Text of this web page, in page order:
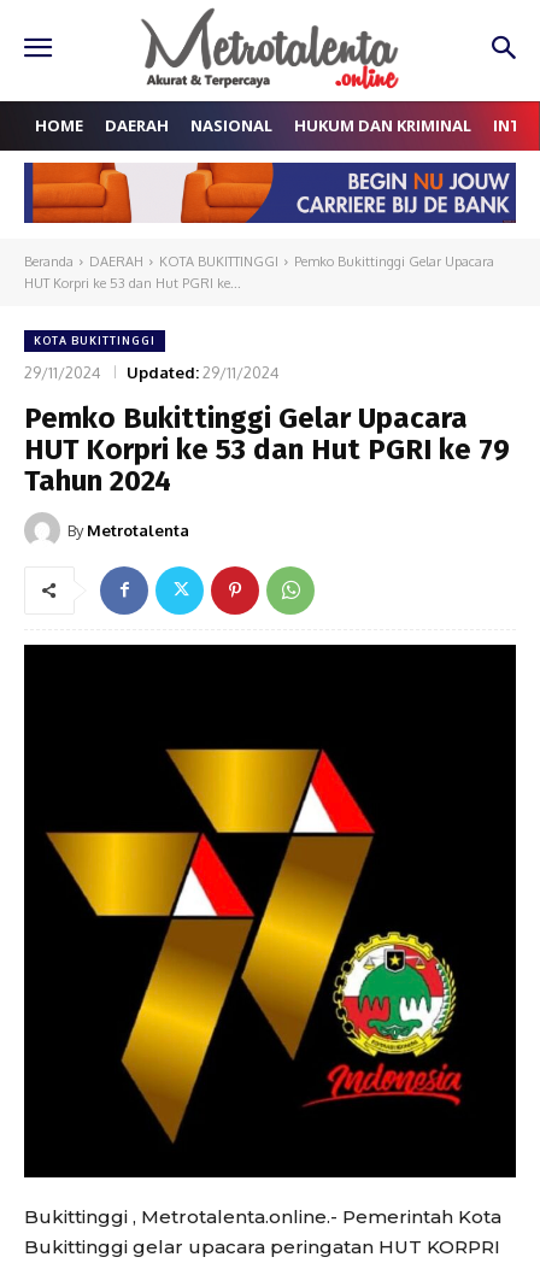
HOME DAERAH NASIONAL HUKUM DAN KRIMINAL
Beranda DAERAH KOTA BUKITTINGGI
Pemko Bukittinggi Gelar Upacara
HUT Korpri ke 53 dan Hut PGRI ke...
KOTA BUKITTINGGI
29/11/2024 Updated:29/11/2024
Pemko Bukittinggi Gelar Upacara
HUT Korpri ke 53 dan Hut PGRI ke 79
Tahun 2024
By Metrotalenta
Bukittinggi , Metrotalenta.online.- Pemerintah Kota
Bukittinggi gelar upacara peringatan HUT KORPRI